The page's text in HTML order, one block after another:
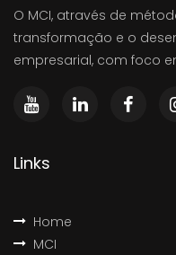
O MCI, através de
transformação e o
empresarial, com foco
Links
Home
MCI